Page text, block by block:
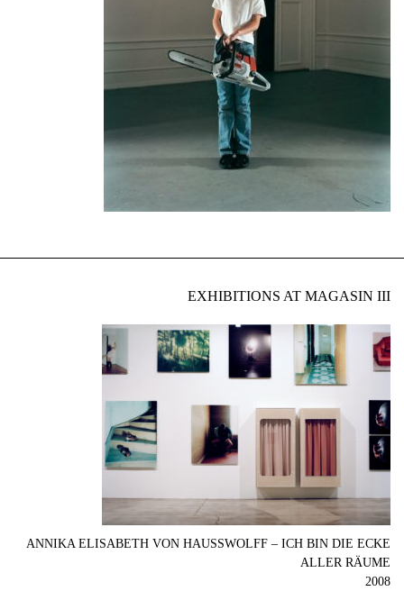
EXHIBITIONS AT MAGASIN III
ANNIKA ELISABETH VON HAUSSWOLFF – ICH BIN DIE ECKE
ALLER RÄUME
2008